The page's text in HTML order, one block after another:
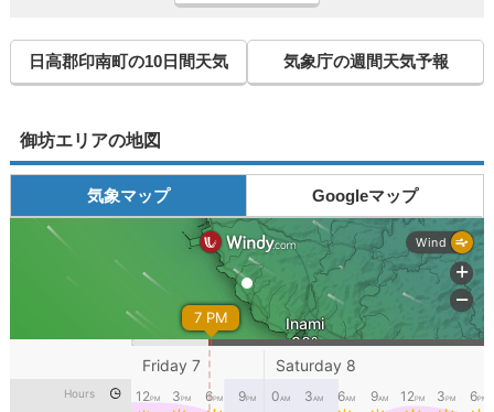
日高郡印南町の10日間天気 気象庁の週間天気予報
御坊エリアの地図
気象マップ Googleマップ